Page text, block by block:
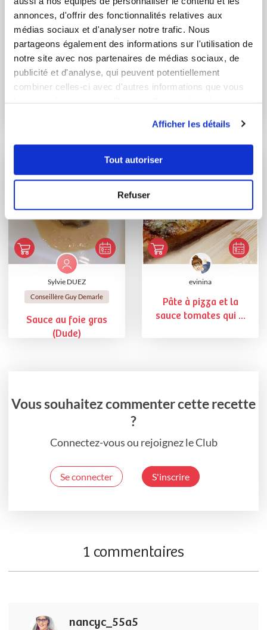
annonces, d'offrir des fonctionnalités relatives aux
médias sociaux et d'analyser notre trafic. Nous
partageons également des informations sur l'utilisation de
notre site avec nos partenaires de médias sociaux, de
publicité et d'analyse, qui peuvent potentiellement
combiner celles-ci avec d'autres informations que vous
Afficher les détails
Tout autoriser
Refuser
nathalix oliviermichelle
waterzooi de poulet
Sylvie DUEZ
Conseillère Guy Demarle
Sauce au foie gras
(Dude)
evinina
Pâte à pizza et la
sauce tomates qui ...
Vous souhaitez commenter cette recette
?
Connectez-vous ou rejoignez le Club
Se connecter S'inscrire
1 commentaires
nancyc_55a5